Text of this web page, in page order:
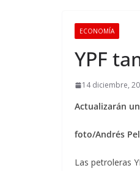
ECONOMÍA
YPF
14 diciembre,
Actualizarán
foto/Andrés
Las petroleras